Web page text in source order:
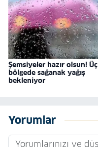
Şemsiyeler hazır olsun! Üç
bölgede sağanak yağış
bekleniyor
Yorumlar